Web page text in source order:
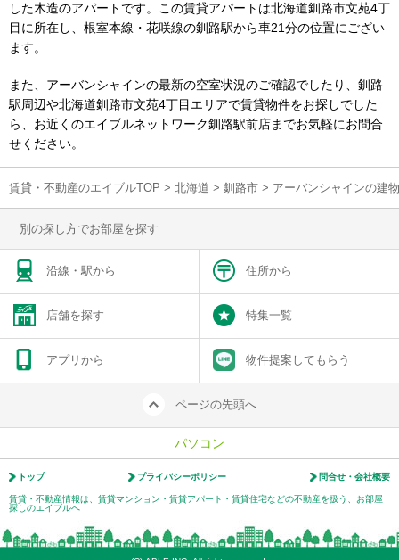
した木造のアパートです。この賃貸アパートは北海道釧路市文苑4丁
目に所在し、根室本線・花咲線の釧路駅から車21分の位置にござい
ます。
また、アーバンシャインの最新の空室状況のご確認でしたり、釧路
駅周辺や北海道釧路市文苑4丁目エリアで賃貸物件をお探しでした
ら、お近くのエイブルネットワーク釧路駅前店までお気軽にお問合
せください。
賃貸・不動産のエイブルTOP > 北海道 > 釧路市 > アーバンシャインの建
別の探し方でお部屋を探す
沿線・駅から 住所から
店舗を探す 特集一覧
アプリから 物件提案してもらう
ページの先頭へ
パソコン
トップ プライバシーポリシー 問合せ・会社概要
賃貸・不動産情報は、賃貸マンション・賃貸アパート・賃貸住宅などの不動産を扱う、お部屋
探しのエイブルへ